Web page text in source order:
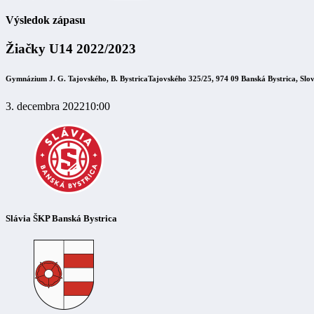
Výsledok zápasu
Žiačky U14 2022/2023
Gymnázium J. G. Tajovského, B. BystricaTajovského 325/25, 974 09 Banská Bystrica,
3. decembra 202210:00
Slávia ŠKP Banská Bystrica